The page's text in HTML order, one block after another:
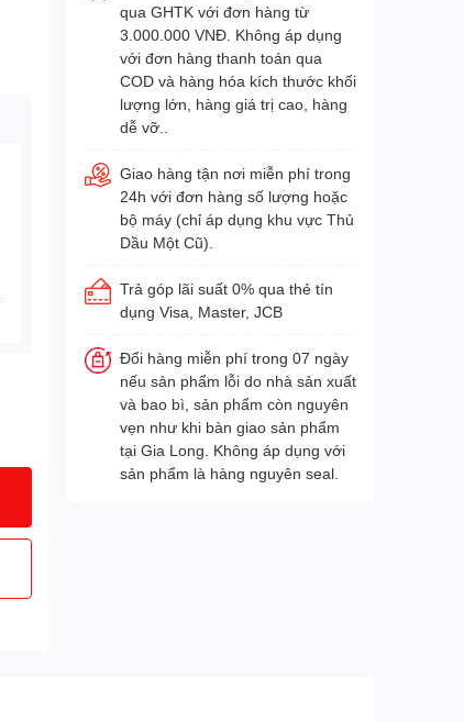
qua GHTK với đơn hàng từ
3.000.000 VNĐ. Không áp dụng
với đơn hàng thanh toán qua
COD và hàng hóa kích thước khối
lượng lớn, hàng giá trị cao, hàng
dễ vỡ..
Giao hàng tận nơi miễn phí trong
24h với đơn hàng số lượng hoặc
bộ máy (chỉ áp dụng khu vực Thủ
Dầu Một Cũ).
Trả góp lãi suất 0% qua thẻ tín
dụng Visa, Master, JCB
Đổi hàng miễn phí trong 07 ngày
nếu sản phẩm lỗi do nhà sản xuất
và bao bì, sản phẩm còn nguyên
vẹn như khi bàn giao sản phẩm
tại Gia Long. Không áp dụng với
sản phẩm là hàng nguyên seal.